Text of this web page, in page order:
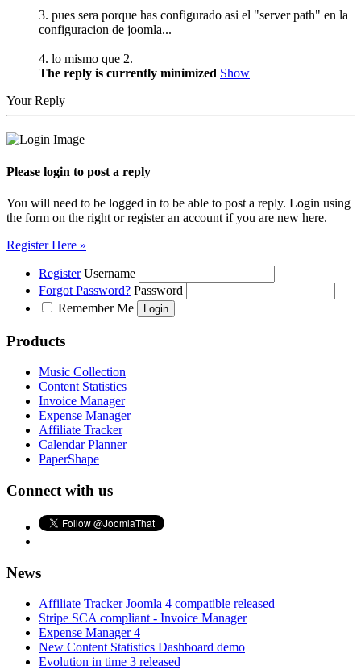
3. pues sera porque has configurado asi el "server path" en la
configuracion de joomla...
4. lo mismo que 2.
The reply is currently minimized Show
Your Reply
Please login to post a reply
You will need to be logged in to be able to post a reply. Login using
the form on the right or register an account if you are new here.
Register Here »
Register Username
Forgot Password? Password
Remember Me
Products
Music Collection
Content Statistics
Invoice Manager
Expense Manager
Affiliate Tracker
Calendar Planner
PaperShape
Connect with us
News
Affiliate Tracker Joomla 4 compatible released
Stripe SCA compliant - Invoice Manager
Expense Manager 4
New Content Statistics Dashboard demo
Evolution in time 3 released